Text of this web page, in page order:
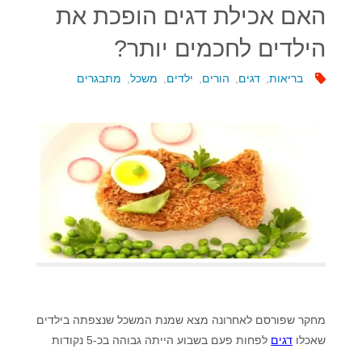
האם אכילת דגים הופכת את
הילדים לחכמים יותר?
בריאות דגים הורים ילדים משכל, מתבגרים
מחקר שפורסם לאחרונה מצא שמנת המשכל שנצפתה בילדים
שאכלו דגים
לפחות פעם בשבוע הייתה גבוהה בכ-5 נקודות